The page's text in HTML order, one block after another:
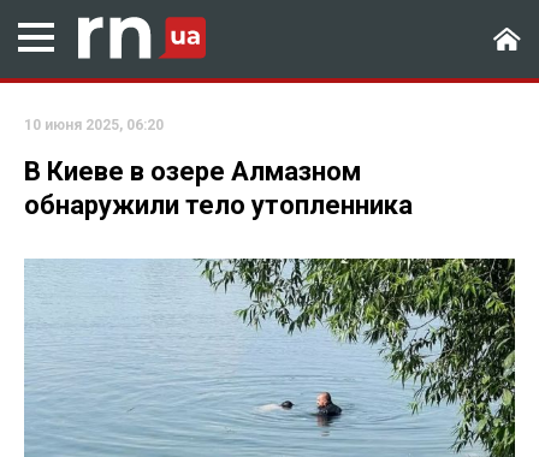
10 июня 2025, 06:20
В Киеве в озере Алмазном
обнаружили тело утопленника